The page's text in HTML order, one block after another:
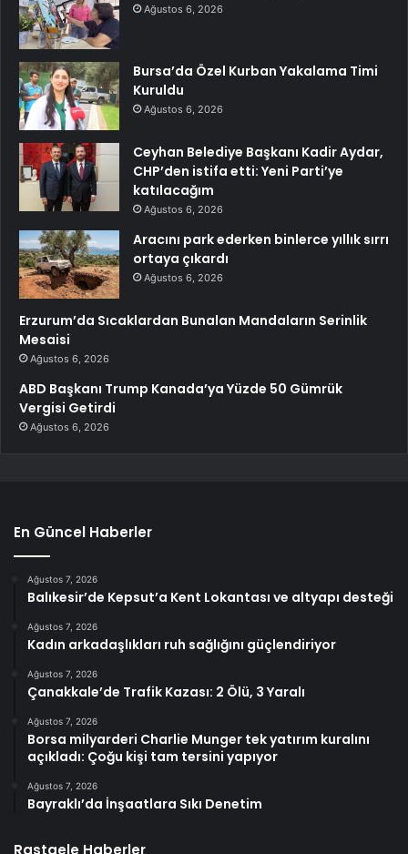
Ağustos 6, 2026
Bursa’da Özel Kurban Yakalama Timi
Kuruldu
Ağustos 6, 2026
Ceyhan Belediye Başkanı Kadir Aydar,
CHP’den istifa etti: Yeni Parti’ye
katılacağım
Ağustos 6, 2026
Aracını park ederken binlerce yıllık sırrı
ortaya çıkardı
Ağustos 6, 2026
Erzurum’da Sıcaklardan Bunalan Mandaların Serinlik
Mesaisi
Ağustos 6, 2026
ABD Başkanı Trump Kanada’ya Yüzde 50 Gümrük
Vergisi Getirdi
Ağustos 6, 2026
En Güncel Haberler
Ağustos 7, 2026
Balıkesir’de Kepsut’a Kent Lokantası ve altyapı desteği
Ağustos 7, 2026
Kadın arkadaşlıkları ruh sağlığını güçlendiriyor
Ağustos 7, 2026
Çanakkale’de Trafik Kazası: 2 Ölü, 3 Yaralı
Ağustos 7, 2026
Borsa milyarderi Charlie Munger tek yatırım kuralını
açıkladı: Çoğu kişi tam tersini yapıyor
Ağustos 7, 2026
Bayraklı’da İnşaatlara Sıkı Denetim
Rastgele Haberler